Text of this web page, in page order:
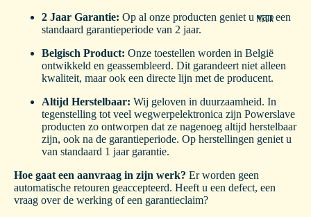
MEER
2 Jaar Garantie: Op al onze producten geniet u van een
standaard garantieperiode van 2 jaar.
Belgisch Product: Onze toestellen worden in België
ontwikkeld en geassembleerd. Dit garandeert niet alleen
kwaliteit, maar ook een directe lijn met de producent.
Altijd Herstelbaar: Wij geloven in duurzaamheid. In
tegenstelling tot veel wegwerpelektronica zijn Powerslave
producten zo ontworpen dat ze nagenoeg altijd herstelbaar
zijn, ook na de garantieperiode. Op herstellingen geniet u
van standaard 1 jaar garantie.
Hoe gaat een aanvraag in zijn werk? Er worden geen
automatische retouren geaccepteerd. Heeft u een defect, een
vraag over de werking of een garantieclaim?